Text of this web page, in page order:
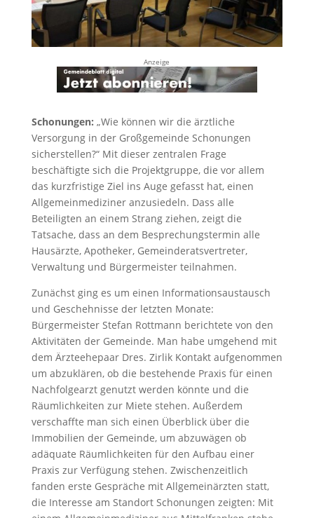
Anzeige
Schonungen: „Wie können wir die ärztliche
Versorgung in der Großgemeinde Schonungen
sicherstellen?“ Mit dieser zentralen Frage
beschäftigte sich die Projektgruppe, die vor allem
das kurzfristige Ziel ins Auge gefasst hat, einen
Allgemeinmediziner anzusiedeln. Dass alle
Beteiligten an einem Strang ziehen, zeigt die
Tatsache, dass an dem Besprechungstermin alle
Hausärzte, Apotheker, Gemeinderatsvertreter,
Verwaltung und Bürgermeister teilnahmen.
Zunächst ging es um einen Informationsaustausch
und Geschehnisse der letzten Monate:
Bürgermeister Stefan Rottmann berichtete von den
Aktivitäten der Gemeinde. Man habe umgehend mit
dem Ärzteehepaar Dres. Zirlik Kontakt aufgenommen
um abzuklären, ob die bestehende Praxis für einen
Nachfolgearzt genutzt werden könnte und die
Räumlichkeiten zur Miete stehen. Außerdem
verschaffte man sich einen Überblick über die
Immobilien der Gemeinde, um abzuwägen ob
adäquate Räumlichkeiten für den Aufbau einer
Praxis zur Verfügung stehen. Zwischenzeitlich
fanden erste Gespräche mit Allgemeinärzten statt,
die Interesse am Standort Schonungen zeigten: Mit